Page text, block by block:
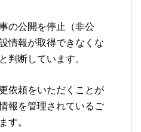
の公開を停止（非公
情報が取得できなくな
判断しています。
依頼をいただくことが
報を管理されているご
す。